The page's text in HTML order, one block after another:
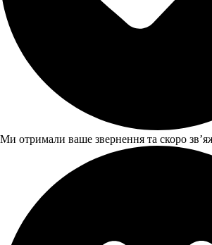
Ми отримали ваше звернення та скоро